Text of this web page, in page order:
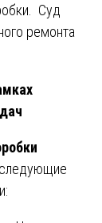
Суд
ремонта